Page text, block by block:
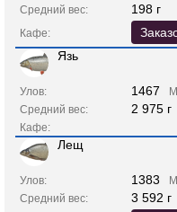
Средний вес: 198 г
Кафе:
Язь
Улов: 1467
Средний вес: 2 975 г
Кафе:
Лещ
Улов: 1383
Средний вес: 3 592 г